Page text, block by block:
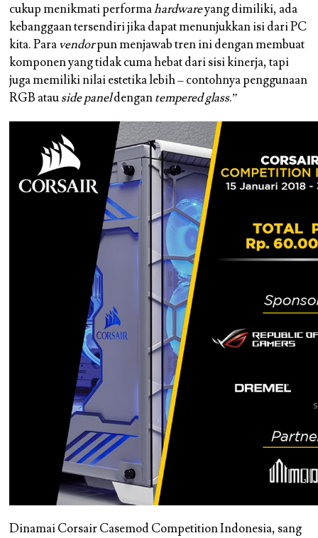
cukup menikmati performahardwareyang dimiliki, ada
kebanggaan tersendiri jika dapat menunjukkan isi dari PC
kita. Paravendorpun menjawab tren ini dengan membuat
komponen yang tidak cuma hebat dari sisi kinerja, tapi
juga memiliki nilai estetika lebih – contohnya penggunaan
RGB atauside paneldengantempered glass.”
Dinamai Corsair Casemod Competition Indonesia, sang